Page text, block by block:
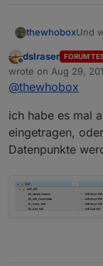
thewhoboxUnd
Ist
Es
mit
Offline
dslraser FORUM
wrote on Aug 29,
last edited by
@thewhobox
ich habe es mal
eingetragen,
Datenpunkte